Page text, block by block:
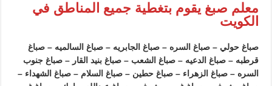
معلم صبغ يقوم بتغطية جميع المناطق في
الكويت
صباغ حولي – صباغ السره – صباغ الجابريه – صباغ السالميه – صباغ
قرطبه – صباغ الدعيه – صباغ الشعب – صباغ بنيد القار – صباغ جنوب
السره – صباغ الزهراء – صباغ حطين – صباغ السلام – صباغ الشهداء –